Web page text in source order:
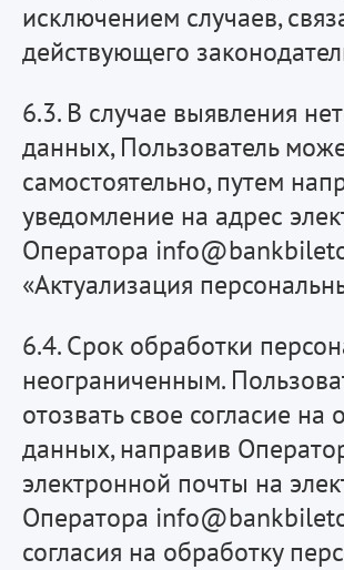
исключением случаев,
действующего
6.3. В случае выявления
данных, Пользователь
самостоятельно, путем
уведомление на адрес
Оператора
«Актуализация
6.4. Срок обработки
неограниченным.
отозвать свое согласие
данных, направив
электронной почты на
Оператора
согласия на обработку